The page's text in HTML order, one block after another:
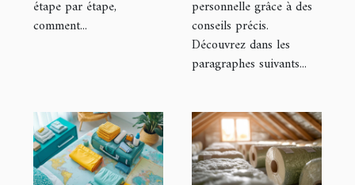
étape par étape,
comment...
personnelle grâce à des
conseils précis.
Découvrez dans les
paragraphes suivants...